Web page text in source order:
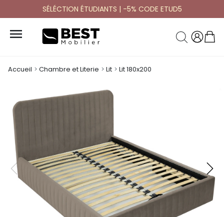
SÉLÉCTION ÉTUDIANTS | -5% CODE ETUD5

Accueil Chambre et Literie Lit Lit 180x200